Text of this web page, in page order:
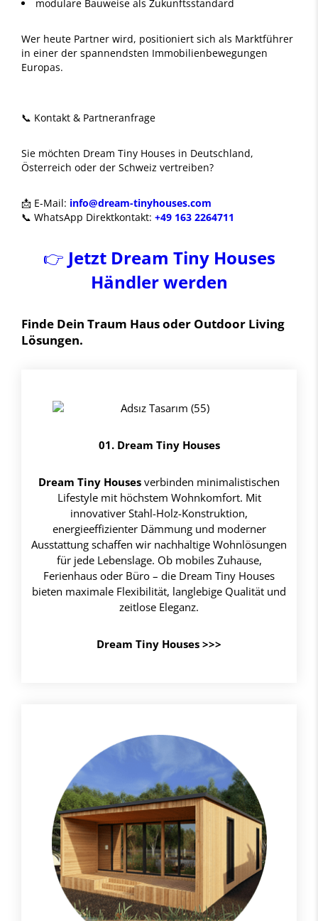
modulare Bauweise als Zukunftsstandard
Wer heute Partner wird, positioniert sich als Marktführer
in einer der spannendsten Immobilienbewegungen
Europas.
📞 Kontakt & Partneranfrage
Sie möchten Dream Tiny Houses in Deutschland,
Österreich oder der Schweiz vertreiben?
📩 E-Mail: info@dream-tinyhouses.com
📞 WhatsApp Direktkontakt: +49 163 2264711
👉 Jetzt Dream Tiny Houses
Händler werden
Finde Dein Traum Haus oder Outdoor Living
Lösungen.
01. Dream Tiny Houses
Dream Tiny Housesverbinden minimalistischen
Lifestyle mit höchstem Wohnkomfort. Mit
innovativer Stahl-Holz-Konstruktion,
energieeffizienter Dämmung und moderner
Ausstattung schaffen wir nachhaltige Wohnlösungen
für jede Lebenslage. Ob mobiles Zuhause,
Ferienhaus oder Büro – die Dream Tiny Houses
bieten maximale Flexibilität, langlebige Qualität und
zeitlose Eleganz.
Dream Tiny Houses >>>